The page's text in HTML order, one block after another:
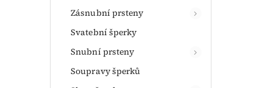
Zásnubní prsteny
Svatební šperky
Snubní prsteny
Soupravy šperků